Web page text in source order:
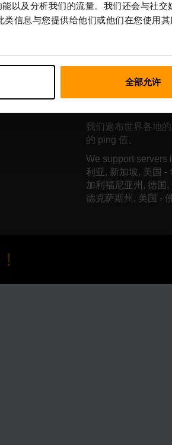
以及分析我们的流量。我们还会与社交
信息与您提供给他们或他们在您使用其
全部允许
我们的
Odyssey
里
我们遍布世界各地
的 ping 值。
We support servers
利亚, 新加坡, 美国 -
加利福尼亚州, 德国
德克萨斯州, 美国 -